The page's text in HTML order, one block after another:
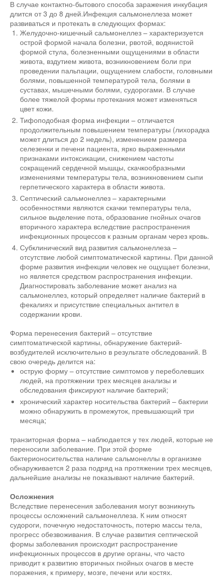
В случае контактно-бытового способа заражения инкубация
длится от 3 до 8 дней.Инфекция сальмонеллеза может
развиваться и протекать в следующих формах:
Желудочно-кишечный сальмонеллез – характеризуется
острой формой начала болезни, рвотой, водянистой
формой стула, болезненными ощущениями в области
живота, вздутием живота, возникновением боли при
проведении пальпации, ощущением слабости, головными
болями, повышенной температурой тела, болями в
суставах, мышечными болями, судорогами. В случае
более тяжелой формы протекания может изменяться
цвет кожи.
Тифоподобная форма инфекции – отличается
продолжительным повышением температуры (лихорадка
может длиться до 2 недель), изменением размера
селезенки и печени пациента, ярко выраженными
признаками интоксикации, снижением частоты
сокращений сердечной мышцы, скачкообразными
изменениями температуры тела, возникновением сыпи
герпетического характера в области живота.
Септический сальмонеллез – характерными
особенностями являются скачки температуры тела,
сильное выделение пота, образование гнойных очагов
вторичного характера вследствие распространения
инфекционных процессов к разным органам через кровь.
Субклинический вид развития сальмонеллеза –
отсутствие любой симптоматической картины. При данной
форме развития инфекции человек не ощущает болезни,
но является средством распространения инфекции.
Диагностировать заболевание может анализ на
сальмонеллез, который определяет наличие бактерий в
фекалиях и присутствие специальных антител в
содержании крови.
Форма перенесения бактерий – отсутствие
симптоматической картины, обнаружение бактерий-
возбудителей исключительно в результате обследований. В
свою очередь делится на:
острую форму – отсутствие симптомов у переболевших
людей, на протяжении трех месяцев анализы и
обследования фиксируют наличие бактерий;
хронический характер носительства бактерий – бактерии
можно обнаружить в промежуток, превышающий три
месяца;
транзиторная форма – наблюдается у тех людей, которые не
переносили заболевание. При этой форме
бактерионосительства наличие сальмонеллы в организме
обнаруживается 2 раза подряд на протяжении трех месяцев,
дальнейшие анализы не показывают наличие бактерий.
Осложнения
Вследствие перенесения заболевания могут возникнуть
процессы осложнений сальмонеллеза. К ним относят
судороги, почечную недостаточность, потерю массы тела,
прогресс обезвоживания. В случае развития септической
формы заболевания происходит распространение
инфекционных процессов в другие органы, что часто
приводит к развитию вторичных гнойных очагов в месте
поражения, к примеру, мозге, печени или костях.